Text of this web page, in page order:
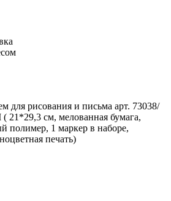
для рисования и письма арт. 73038/
см, мелованная бумага,
полимер, 1 маркер в наборе,
печать)